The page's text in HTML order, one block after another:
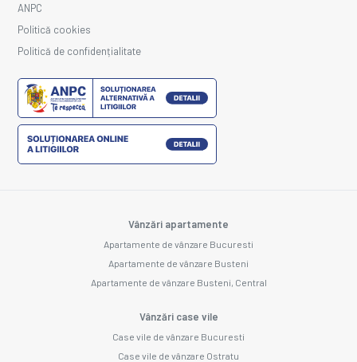
ANPC
Politică cookies
Politică de confidențialitate
Vânzări apartamente
Apartamente de vânzare Bucuresti
Apartamente de vânzare Busteni
Apartamente de vânzare Busteni, Central
Vânzări case vile
Case vile de vânzare Bucuresti
Case vile de vânzare Ostratu